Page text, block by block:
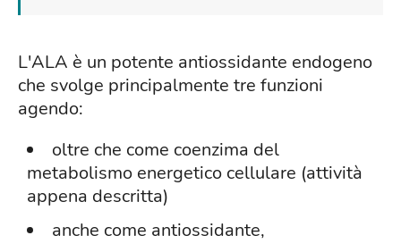
L'ALA è un potente antiossidante endogeno
che svolge principalmente tre funzioni
agendo:
oltre che come coenzima del
metabolismo energetico cellulare (attività
appena descritta)
anche come antiossidante,